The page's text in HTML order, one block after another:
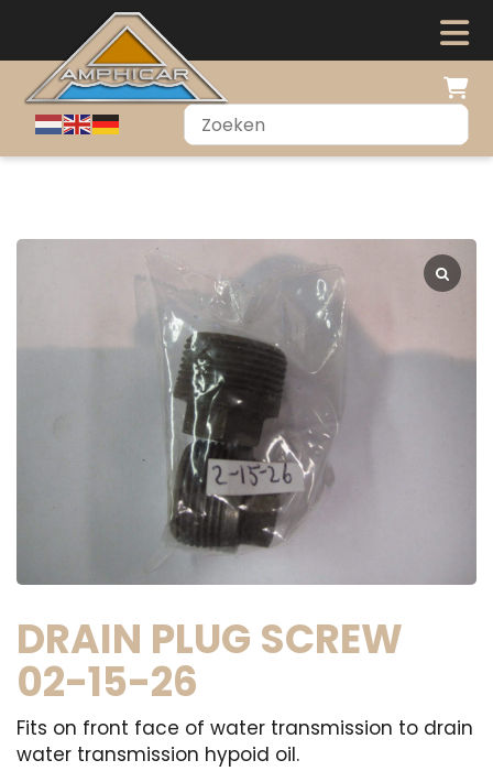
DRAIN PLUG SCREW
02-15-26
Fits on front face of water transmission to drain
water transmission hypoid oil.